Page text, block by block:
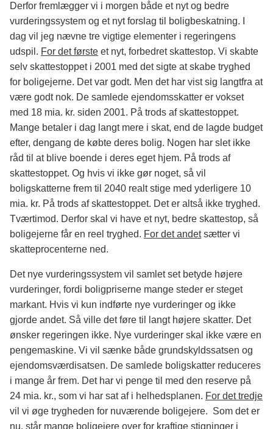
Derfor fremlægger vi i morgen både et nyt og bedre
vurderingssystem og et nyt forslag til boligbeskatning. I
dag vil jeg nævne tre vigtige elementer i regeringens
udspil. For det første et nyt, forbedret skattestop. Vi skabte
selv skattestoppet i 2001 med det sigte at skabe tryghed
for boligejerne. Det var godt. Men det har vist sig langtfra at
være godt nok. De samlede ejendomsskatter er vokset
med 18 mia. kr. siden 2001. På trods af skattestoppet.
Mange betaler i dag langt mere i skat, end de lagde budget
efter, dengang de købte deres bolig. Nogen har slet ikke
råd til at blive boende i deres eget hjem. På trods af
skattestoppet. Og hvis vi ikke gør noget, så vil
boligskatterne frem til 2040 realt stige med yderligere 10
mia. kr. På trods af skattestoppet. Det er altså ikke tryghed.
Tværtimod. Derfor skal vi have et nyt, bedre skattestop, så
boligejerne får en reel tryghed. For det andetsætter vi
skatteprocenterne ned.
Det nye vurderingssystem vil samlet set betyde højere
vurderinger, fordi boligpriserne mange steder er steget
markant. Hvis vi kun indførte nye vurderinger og ikke
gjorde andet. Så ville det føre til langt højere skatter. Det
ønsker regeringen ikke. Nye vurderinger skal ikke være en
pengemaskine. Vi vil sænke både grundskyldssatsen og
ejendomsværdisatsen. De samlede boligskatter reduceres
i mange år frem. Det har vi penge til med den reserve på
24 mia. kr., som vi har sat af i helhedsplanen. For det tredje
vil vi øge trygheden for nuværende boligejere. ‎ Som det er
nu, står mange boligejere over for kraftige stigninger i